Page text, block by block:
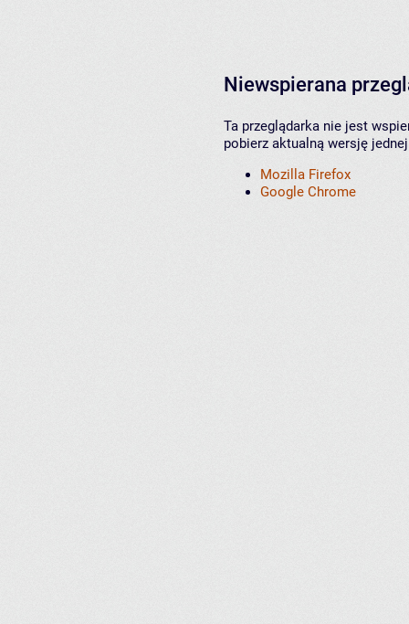
Niewspierana
Ta przeglądarka nie jest
pobierz aktualną wersję
Mozilla Firefox
Google Chrome